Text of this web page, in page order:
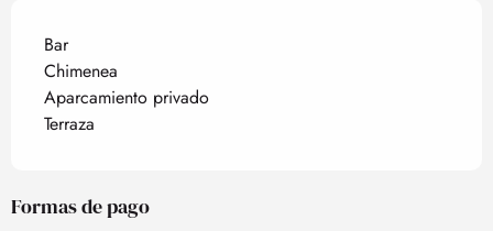
Bar
Chimenea
Aparcamiento privado
Terraza
Formas de pago